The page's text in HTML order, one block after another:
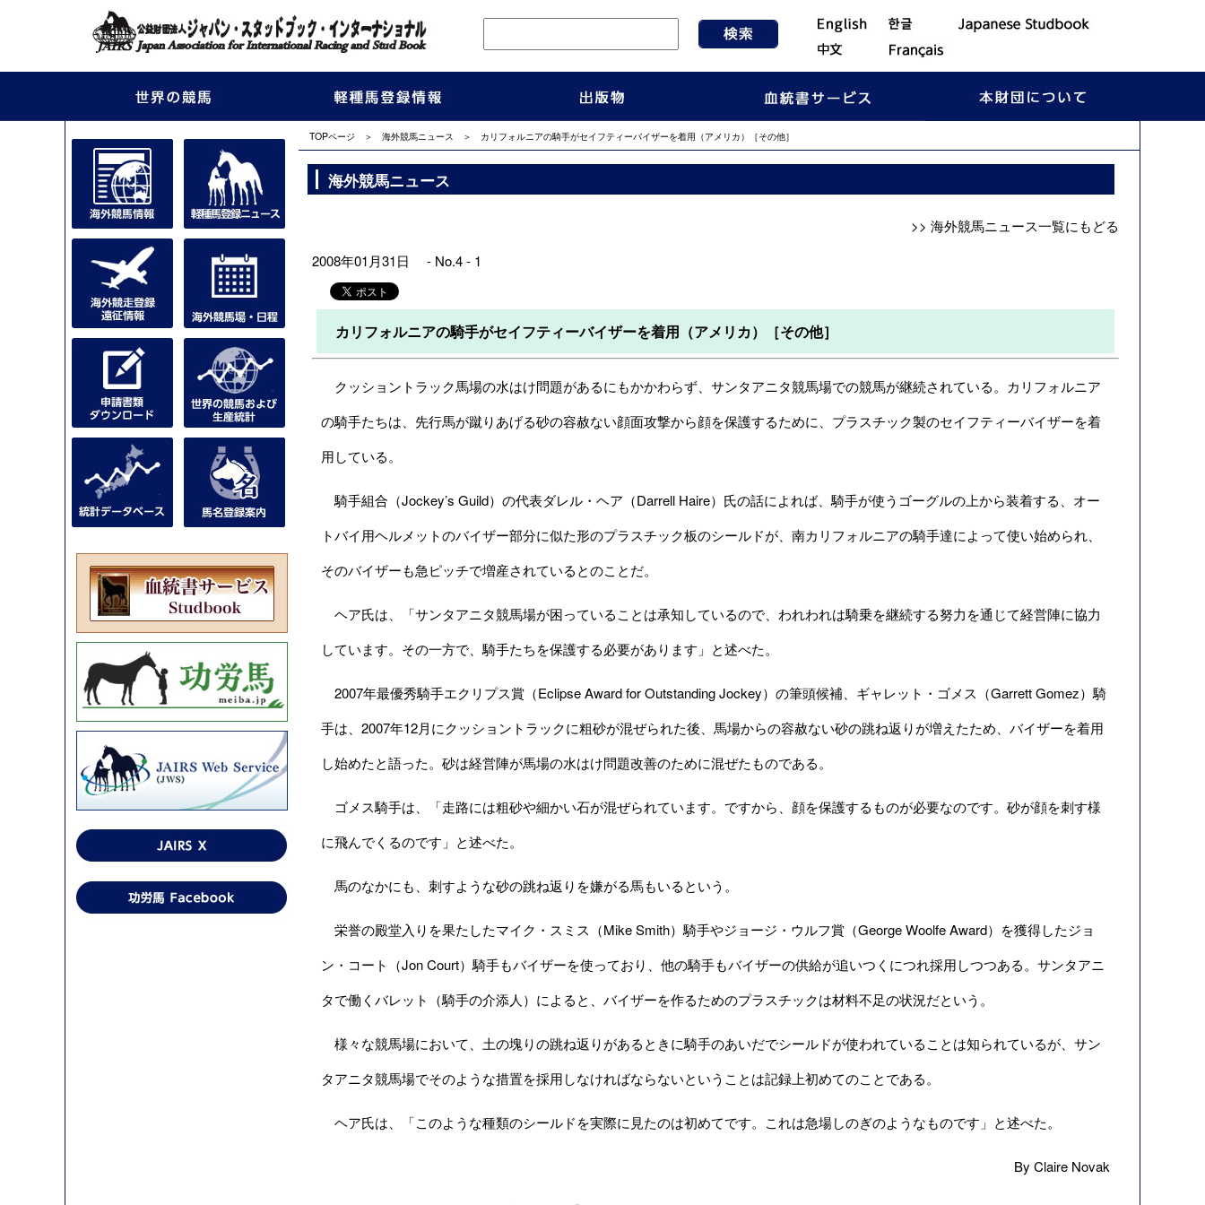
TOPページ ＞ 海外競馬ニュース ＞ カリフォルニアの騎手がセイフティーバイザーを着用（アメリカ）［その他］
海外競馬ニュース
>> 海外競馬ニュース一覧にもどる
2008年01月31日 - No.4 - 1
カリフォルニアの騎手がセイフティーバイザーを着用（アメリカ）［その他］
クッショントラック馬場の水はけ問題があるにもかかわらず、サンタアニタ競馬場での競馬が継続されている。カリフォルニア
の騎手たちは、先行馬が蹴りあげる砂の容赦ない顔面攻撃から顔を保護するために、プラスチック製のセイフティーバイザーを着
用している。
騎手組合（Jockey’s Guild）の代表ダレル・ヘア（Darrell Haire）氏の話によれば、騎手が使うゴーグルの上から装着する、オー
トバイ用ヘルメットのバイザー部分に似た形のプラスチック板のシールドが、南カリフォルニアの騎手達によって使い始められ、
そのバイザーも急ピッチで増産されているとのことだ。
ヘア氏は、「サンタアニタ競馬場が困っていることは承知しているので、われわれは騎乗を継続する努力を通じて経営陣に協力
しています。その一方で、騎手たちを保護する必要があります」と述べた。
2007年最優秀騎手エクリプス賞（Eclipse Award for Outstanding Jockey）の筆頭候補、ギャレット・ゴメス（Garrett Gomez）騎
手は、2007年12月にクッショントラックに粗砂が混ぜられた後、馬場からの容赦ない砂の跳ね返りが増えたため、バイザーを着用
し始めたと語った。砂は経営陣が馬場の水はけ問題改善のために混ぜたものである。
ゴメス騎手は、「走路には粗砂や細かい石が混ぜられています。ですから、顔を保護するものが必要なのです。砂が顔を刺す様
に飛んでくるのです」と述べた。
馬のなかにも、刺すような砂の跳ね返りを嫌がる馬もいるという。
栄誉の殿堂入りを果たしたマイク・スミス（Mike Smith）騎手やジョージ・ウルフ賞（George Woolfe Award）を獲得したジョ
ン・コート（Jon Court）騎手もバイザーを使っており、他の騎手もバイザーの供給が追いつくにつれ採用しつつある。サンタアニ
タで働くバレット（騎手の介添人）によると、バイザーを作るためのプラスチックは材料不足の状況だという。
様々な競馬場において、土の塊りの跳ね返りがあるときに騎手のあいだでシールドが使われていることは知られているが、サン
タアニタ競馬場でそのような措置を採用しなければならないということは記録上初めてのことである。
ヘア氏は、「このような種類のシールドを実際に見たのは初めてです。これは急場しのぎのようなものです」と述べた。
By Claire Novak